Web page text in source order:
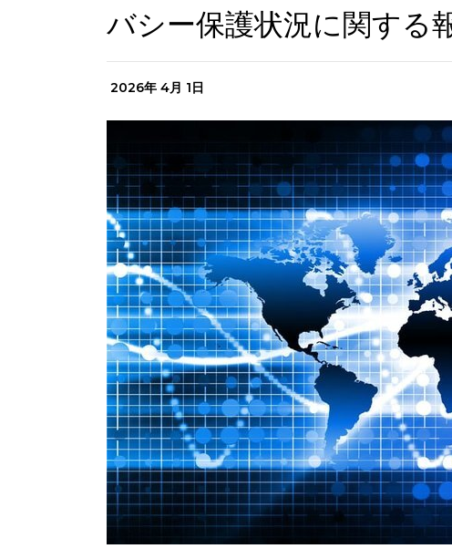
バシー保護状況に関する
2026年 4月 1日